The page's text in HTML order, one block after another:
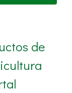
de